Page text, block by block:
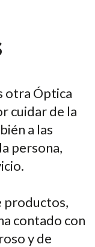
otra Óptica
cuidar de la
a las
persona,
productos,
contado con
y de